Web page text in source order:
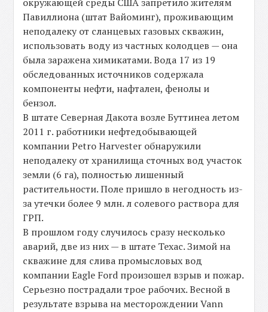
Павиллиона (штат Вайоминг), проживающим
неподалеку от сланцевых газовых скважин,
использовать воду из частных колодцев — она
была заражена химикатами. Вода 17 из 19
обследованных источников содержала
компоненты нефти, нафтален, фенолы и
бензол.
В штате Северная Дакота возле Буттинеа летом
2011 г. работники нефтедобывающей
компании Petro Harvester обнаружили
неподалеку от хранилища сточных вод участок
земли (6 га), полностью лишенный
растительности. Поле пришло в негодность из-
за утечки более 9 млн. л солевого раствора для
ГРП.
В прошлом году случилось сразу несколько
аварий, две из них — в штате Техас. Зимой на
скважине для слива промысловых вод
компании Eagle Ford произошел взрыв и пожар.
Серьезно пострадали трое рабочих. Весной в
результате взрыва на месторождении Vann